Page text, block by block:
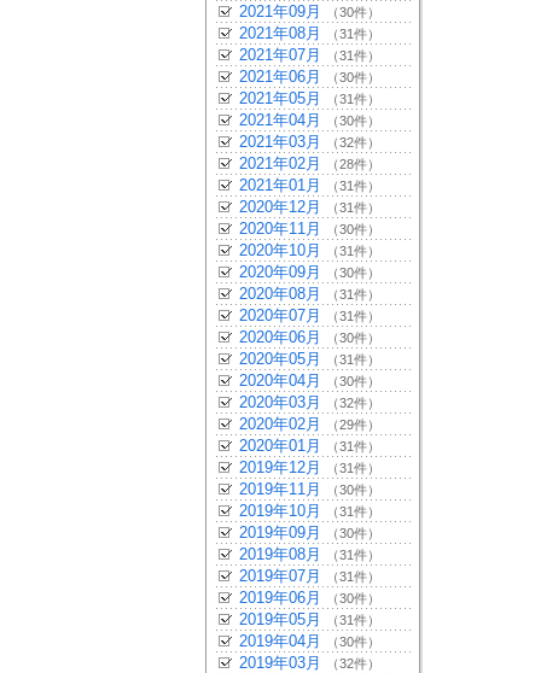
2021年09月 （30件）
2021年08月 （31件）
2021年07月 （31件）
2021年06月 （30件）
2021年05月 （31件）
2021年04月 （30件）
2021年03月 （32件）
2021年02月 （28件）
2021年01月 （31件）
2020年12月 （31件）
2020年11月 （30件）
2020年10月 （31件）
2020年09月 （30件）
2020年08月 （31件）
2020年07月 （31件）
2020年06月 （30件）
2020年05月 （31件）
2020年04月 （30件）
2020年03月 （32件）
2020年02月 （29件）
2020年01月 （31件）
2019年12月 （31件）
2019年11月 （30件）
2019年10月 （31件）
2019年09月 （30件）
2019年08月 （31件）
2019年07月 （31件）
2019年06月 （30件）
2019年05月 （31件）
2019年04月 （30件）
2019年03月 （32件）